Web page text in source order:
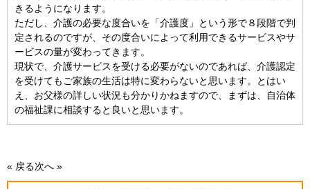
きるようになります。
ただし、介護の必要な度合いを「介護度」という形で８段階で判
定されるのですが、その度合いによって利用できるサービスやサ
ービスの量が変わってきます。
現状で、介護サービスを受ける必要がないのであれば、介護認定
を受けてもご家族の生活は特に変わらないと思います。とはい
え、お父様の詳しい状況も分かりかねますので、まずは、自治体
の福祉課に相談すると良いと思います。
« 戻る次へ »